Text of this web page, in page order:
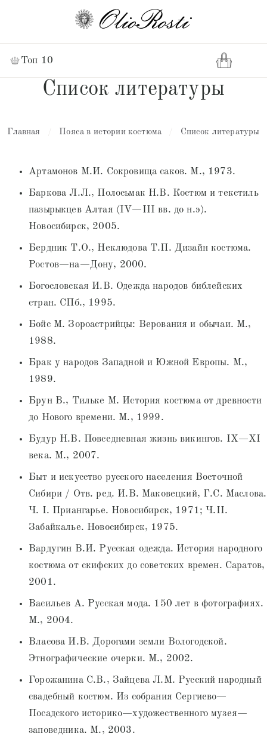
Топ 10
Список литературы
Главная Пояса в истории костюма Список литературы
Артамонов М.И. Сокровища саков. М., 1973.
Баркова Л.Л., Полосьмак Н.В. Костюм и текстиль
пазырыкцев Алтая (IV—III вв. до н.э).
Новосибирск, 2005.
Бердник Т.О., Неклюдова Т.П. Дизайн костюма.
Ростов—на—Дону, 2000.
Богословская И.В. Одежда народов библейских
стран. СПб., 1995.
Бойс М. Зороастрийцы: Верования и обычаи. М.,
1988.
Брак у народов Западной и Южной Европы. М.,
1989.
Брун В., Тильке М. История костюма от древности
до Нового времени. М., 1999.
Будур Н.В. Повседневная жизнь викингов. IX—XI
века. М., 2007.
Быт и искусство русского населения Восточной
Сибири / Отв. ред. И.В. Маковецкий, Г.С. Маслова.
Ч. I. Приангарье. Новосибирск, 1971; Ч.II.
Забайкалье. Новосибирск, 1975.
Вардугин В.И. Русская одежда. История народного
костюма от скифских до советских времен. Саратов,
2001.
Васильев А. Русская мода. 150 лет в фотографиях.
М., 2004.
Власова И.В. Дорогами земли Вологодской.
Этнографические очерки. М., 2002.
Горожанина С.В., Зайцева Л.М. Русский народный
свадебный костюм. Из собрания Сергиево—
Посадского историко—художественного музея—
заповедника. М., 2003.